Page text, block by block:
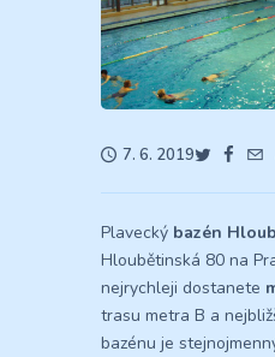
7. 6. 2019
Plavecký bazén
Hloubětinská 80 na
nejrychleji dostanete
trasu metra B a
bazénu je